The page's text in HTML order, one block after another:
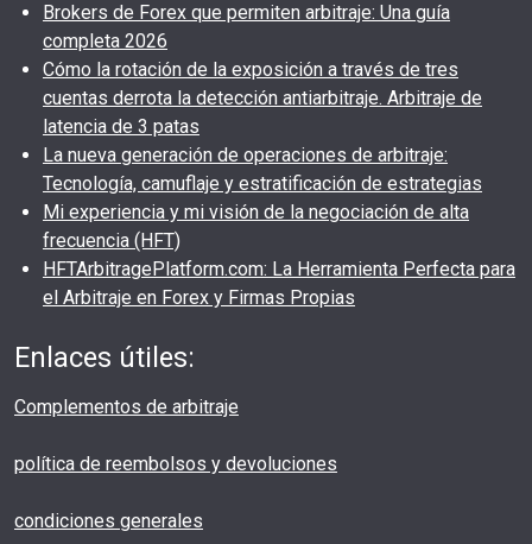
Brokers de Forex que permiten arbitraje: Una guía
completa 2026
Cómo la rotación de la exposición a través de tres
cuentas derrota la detección antiarbitraje. Arbitraje de
latencia de 3 patas
La nueva generación de operaciones de arbitraje:
Tecnología, camuflaje y estratificación de estrategias
Mi experiencia y mi visión de la negociación de alta
frecuencia (HFT)
HFTArbitragePlatform.com: La Herramienta Perfecta para
el Arbitraje en Forex y Firmas Propias
Enlaces útiles:
Complementos de arbitraje
política de reembolsos y devoluciones
condiciones generales